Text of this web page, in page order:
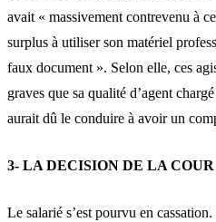
avait « massivement contrevenu à
surplus à utiliser son matériel
faux document ». Selon elle, ces
graves que sa qualité d’agent
aurait dû le conduire à avoir un
3- LA DECISION DE LA
Le salarié s’est pourvu en